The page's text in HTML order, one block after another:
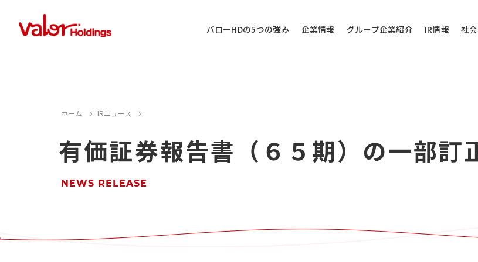
バローHDの5つの強み 企業情報 グループ企業紹介 IR情報 社
IR情報に関するお問い合わせ
店舗用地・テナント・催事に関するお問い合わせ
M&A案件に関するお問い合わせ
当社
ホーム IRニュース
有価証券報告書（６５期）の一部訂
NEWS RELEASE